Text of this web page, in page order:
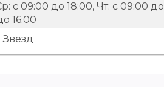
с 09:00 до 18:00, Чт: с 09:00 до
16:00